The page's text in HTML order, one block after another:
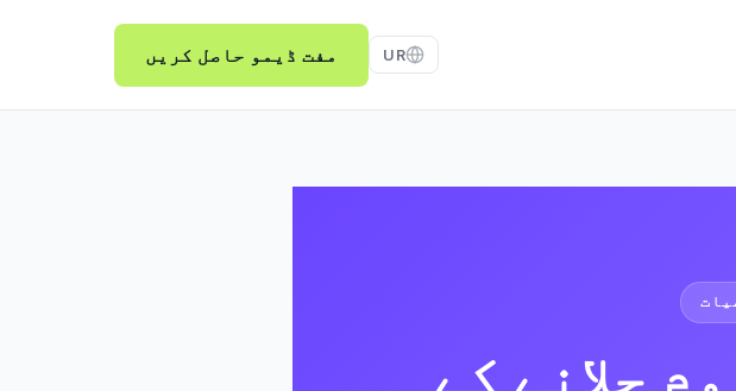
UR مفت ڈیمو حاصل کریں
چلانے کے